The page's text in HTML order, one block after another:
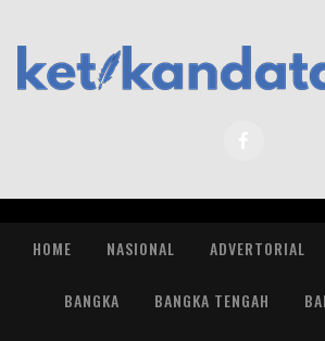
HOME NASIONAL ADVERTORIAL
BANGKA BANGKA TENGAH